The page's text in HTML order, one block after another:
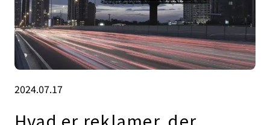
2024.07.17
Hvad er reklamer, der